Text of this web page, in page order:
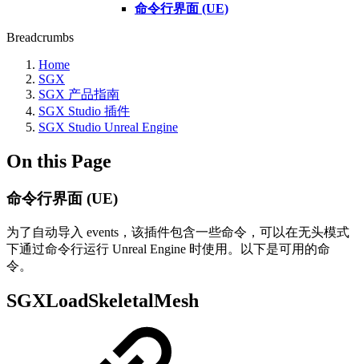
命令行界面 (UE)
Breadcrumbs
Home
SGX
SGX 产品指南
SGX Studio 插件
SGX Studio Unreal Engine
On this Page
命令行界面 (UE)
为了自动导入 events，该插件包含一些命令，可以在无头模式
下通过命令行运行 Unreal Engine 时使用。以下是可用的命
令。
SGXLoadSkeletalMesh